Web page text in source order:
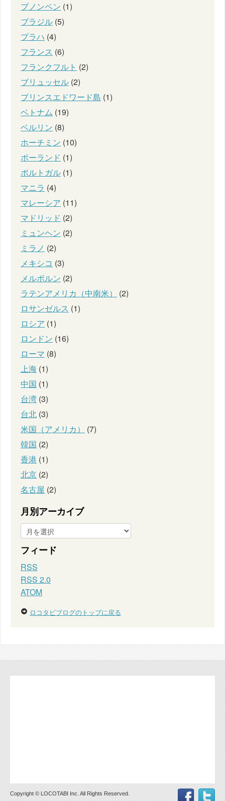
プノンペン (1)
ブラジル (5)
プラハ (4)
フランス (6)
フランクフルト (2)
ブリュッセル (2)
プリンスエドワード島 (1)
ベトナム (19)
ベルリン (8)
ホーチミン (10)
ポーランド (1)
ポルトガル (1)
マニラ (4)
マレーシア (11)
マドリッド (2)
ミュンヘン (2)
ミラノ (2)
メキシコ (3)
メルボルン (2)
ラテンアメリカ（中南米）
(2)
ロサンゼルス (1)
ロシア (1)
ロンドン (16)
ローマ (8)
上海 (1)
中国 (1)
台湾 (3)
台北 (3)
米国（アメリカ）
(7)
韓国 (2)
香港 (1)
北京 (2)
名古屋 (2)
月別アーカイブ
フィード
RSS
RSS 2.0
ATOM
ロコタビブログのトップに戻る
Copyright © LOCOTABI Inc. All Rights Reserved.